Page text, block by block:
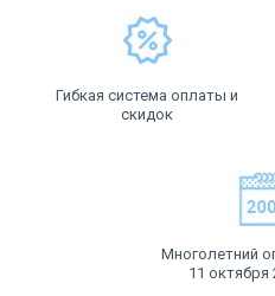
Гибкая система оплаты и
скидок
Многолетний
11 октября